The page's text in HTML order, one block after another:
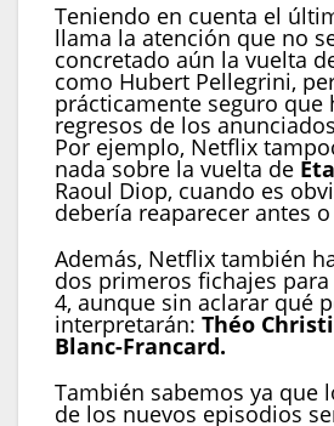
Teniendo en cuenta el
llama la atención que no
concretado aún la vuelta
como Hubert Pellegrini,
prácticamente seguro que
regresos de los
Por ejemplo, Netflix
nada sobre la vuelta de
Raoul Diop, cuando es
debería reaparecer antes
Además, Netflix también
dos primeros fichajes
4, aunque sin aclarar qué
interpretarán: Théo
Blanc-Francard.
También sabemos ya que
de los nuevos episodios